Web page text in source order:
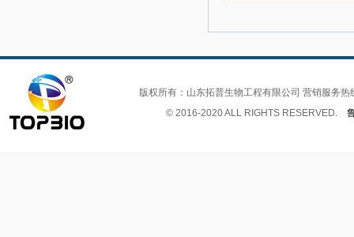
版权所有：山东拓普生物工程有限公司 营销服务热
© 2016-2020 ALL RIGHTS RESERVED.